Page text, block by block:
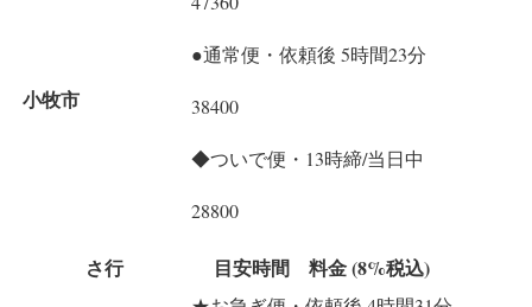
小牧市
●通常便・依頼後 5時間23分
38400
◆ついで便・13時締/当日中
28800
さ行 目安時間 料金 (8%税込)